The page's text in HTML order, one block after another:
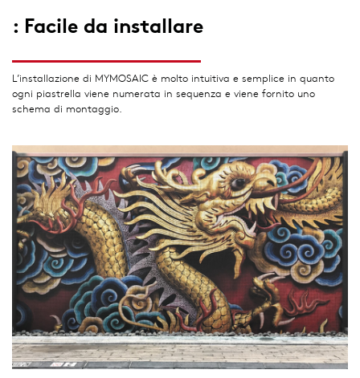
: Facile da installare
L’installazione di MYMOSAIC è molto intuitiva e semplice in quanto
ogni piastrella viene numerata in sequenza e viene fornito uno
schema di montaggio.